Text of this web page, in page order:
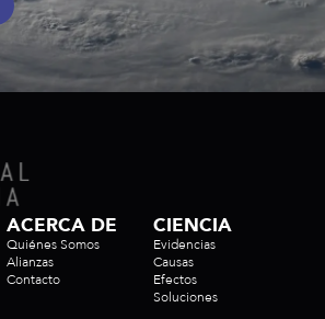
CIENCIA
Evidencias
Causas
Efectos
Soluciones
ACERCA DE
Quiénes Somos
Alianzas
Contacto